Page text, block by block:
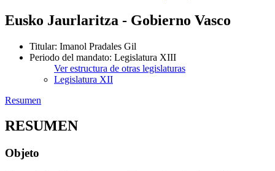
Eusko Jaurlaritza - Gobierno Vasco
Titular: Imanol Pradales Gil
Periodo del mandato: Legislatura XIII
Ver estructura de otras legislaturas
Legislatura XII
Resumen
RESUMEN
Objeto